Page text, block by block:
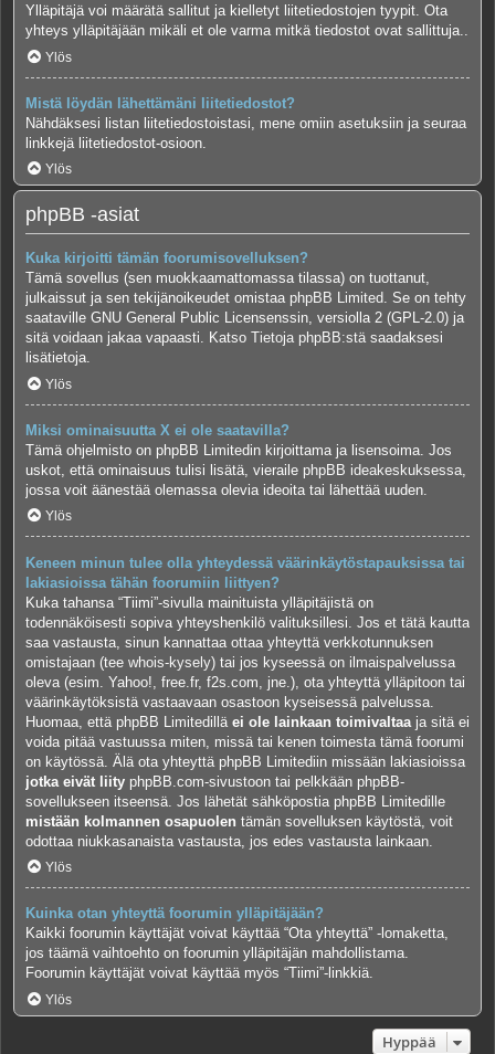
Ylläpitäjä voi määrätä sallitut ja kielletyt liitetiedostojen tyypit. Ota
yhteys ylläpitäjään mikäli et ole varma mitkä tiedostot ovat sallittuja..
Ylös
Mistä löydän lähettämäni liitetiedostot?
Nähdäksesi listan liitetiedostoistasi, mene omiin asetuksiin ja seuraa
linkkejä liitetiedostot-osioon.
Ylös
phpBB -asiat
Kuka kirjoitti tämän foorumisovelluksen?
Tämä sovellus (sen muokkaamattomassa tilassa) on tuottanut,
julkaissut ja sen tekijänoikeudet omistaa phpBB Limited. Se on tehty
saataville GNU General Public Licensenssin, versiolla 2 (GPL-2.0) ja
sitä voidaan jakaa vapaasti. Katso Tietoja phpBB:stäsaadaksesi
lisätietoja.
Ylös
Miksi ominaisuutta X ei ole saatavilla?
Tämä ohjelmisto on phpBB Limitedin kirjoittama ja lisensoima. Jos
uskot, että ominaisuus tulisi lisätä, vieraile phpBB ideakeskuksessa
jossa voit äänestää olemassa olevia ideoita tai lähettää uuden.
Ylös
Keneen minun tulee olla yhteydessä väärinkäytöstapauksissa tai
lakiasioissa tähän foorumiin liittyen?
Kuka tahansa “Tiimi”-sivulla mainituista ylläpitäjistä on
todennäköisesti sopiva yhteyshenkilö valituksillesi. Jos et tätä kautta
saa vastausta, sinun kannattaa ottaa yhteyttä verkkotunnuksen
omistajaan (tee whois-kysely) tai jos kyseessä on ilmaispalvelussa
oleva (esim. Yahoo!, free.fr, f2s.com, jne.), ota yhteyttä ylläpitoon tai
väärinkäytöksistä vastaavaan osastoon kyseisessä palvelussa.
Huomaa, että phpBB Limitedillä ei ole lainkaan toimivaltaa ja sitä ei
voida pitää vastuussa miten, missä tai kenen toimesta tämä foorumi
on käytössä. Älä ota yhteyttä phpBB Limitediin missään lakiasioissa
jotka eivät liity phpBB.com-sivustoon tai pelkkään phpBB-
sovellukseen itseensä. Jos lähetät sähköpostia phpBB Limitedille
mistään kolmannen osapuolen tämän sovelluksen käytöstä, voit
odottaa niukkasanaista vastausta, jos edes vastausta lainkaan.
Ylös
Kuinka otan yhteyttä foorumin ylläpitäjään?
Kaikki foorumin käyttäjät voivat käyttää “Ota yhteyttä” -lomaketta,
jos täämä vaihtoehto on foorumin ylläpitäjän mahdollistama.
Foorumin käyttäjät voivat käyttää myös “Tiimi”-linkkiä.
Ylös
Hyppää